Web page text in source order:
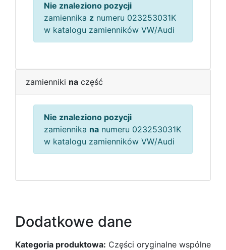
Nie znaleziono pozycji
zamiennika z numeru 023253031K
w katalogu zamienników VW/Audi
zamienniki na część
Nie znaleziono pozycji
zamiennika na numeru 023253031K
w katalogu zamienników VW/Audi
Dodatkowe dane
Kategoria produktowa: Części oryginalne wspólne